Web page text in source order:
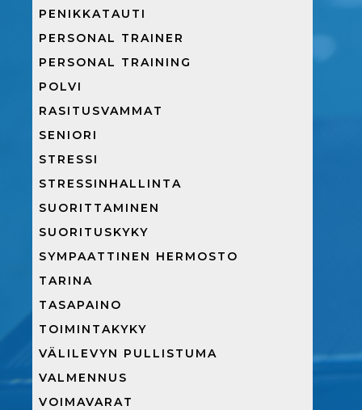
PENIKKATAUTI
PERSONAL TRAINER
PERSONAL TRAINING
POLVI
RASITUSVAMMAT
SENIORI
STRESSI
STRESSINHALLINTA
SUORITTAMINEN
SUORITUSKYKY
SYMPAATTINEN HERMOSTO
TARINA
TASAPAINO
TOIMINTAKYKY
VÄLILEVYN PULLISTUMA
VALMENNUS
VOIMAVARAT